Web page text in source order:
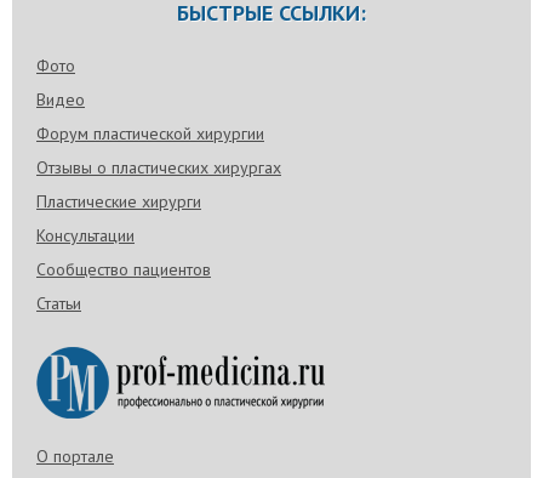
БЫСТРЫЕ ССЫЛКИ:
Фото
Видео
Форум пластической хирургии
Отзывы о пластических хирургах
Пластические хирурги
Консультации
Сообщество пациентов
Статьи
О портале